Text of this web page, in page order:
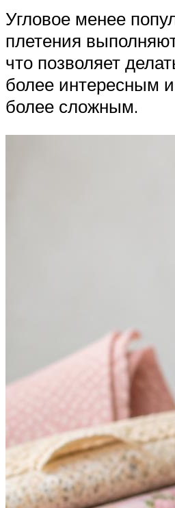
Угловое менее
плетения
что позволяет
более интересным
более сложным.